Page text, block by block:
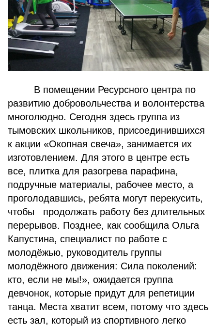
В помещении Ресурсного центра по
развитию добровольчества и волонтерства
многолюдно. Сегодня здесь группа из
тымовских школьников, присоединившихся
к акции «Окопная свеча», занимается их
изготовлением. Для этого в центре есть
все, плитка для разогрева парафина,
подручные материалы, рабочее место, а
проголодавшись, ребята могут перекусить,
чтобы продолжать работу без длительных
перерывов. Позднее, как сообщила Ольга
Капустина, специалист по работе с
молодёжью, руководитель группы
молодёжного движения: Сила поколений:
кто, если не мы!», ожидается группа
девчонок, которые придут для репетиции
танца. Места хватит всем, потому что здесь
есть зал, который из спортивного легко